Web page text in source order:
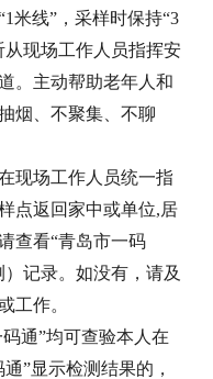
米线”，采样时保持“3
现场工作人员指挥安
。主动帮助老年人和
烟、不聚集、不聊
现场工作人员统一指
点返回家中或单位,居
查看“青岛市一码
记录。如没有，请及
工作。
码通”均可查验本人在
”显示检测结果的，